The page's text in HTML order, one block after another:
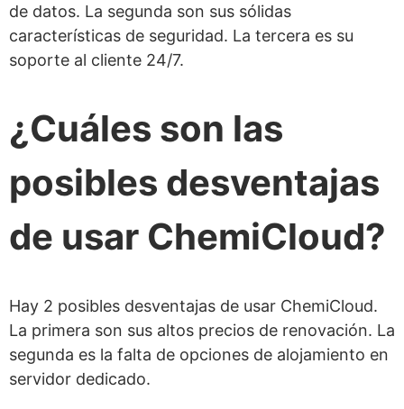
¿Cuántas bases de datos puedo alojar
en un plan de ChemiCloud?
un plan de ChemiCloud?
¿ChemiCloud ofrece un nombre de
dominio gratuito?
nombres de ChemiCloud?
puedo alojar en un plan de ChemiCloud?
¿Es ChemiCloud bueno para
WooCommerce?
de datos. La segunda son sus sólidas
características de seguridad. La tercera es su
soporte al cliente 24/7.
¿Cuáles son las
posibles desventajas
de usar ChemiCloud?
Hay 2 posibles desventajas de usar ChemiCloud.
La primera son sus altos precios de renovación. La
segunda es la falta de opciones de alojamiento en
servidor dedicado.